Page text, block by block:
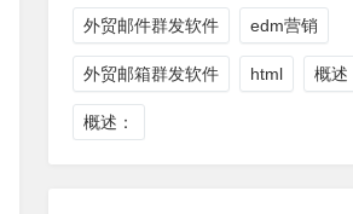
外贸邮件群发软件 edm营销
外贸邮箱群发软件 html 概述
概述：